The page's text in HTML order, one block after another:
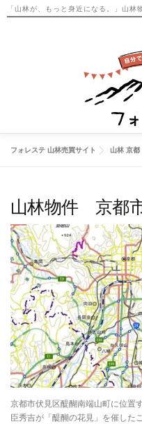
ン
プ
「山林が、もっと身近になる。」山林
フォレステ 山林売買サイト 山林 京都
山林物件 京都
京都市伏見区醍醐南端山町に位置
臣秀吉が「醍醐の花見」を催した